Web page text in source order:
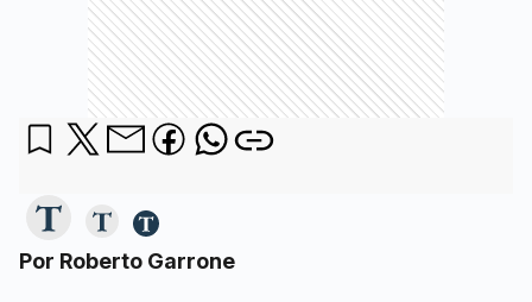
Por Roberto Garrone